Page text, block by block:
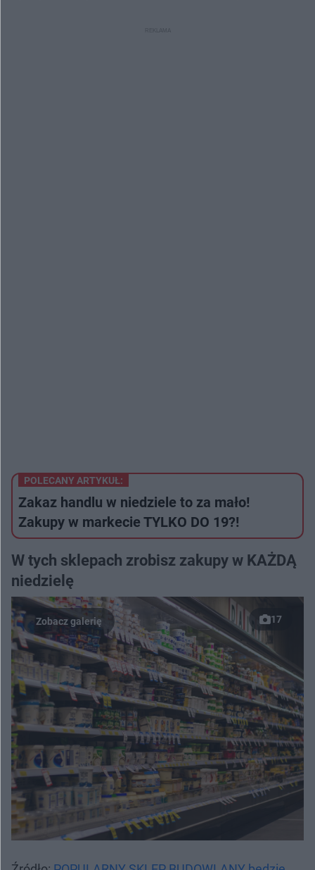
POLECANY ARTYKUŁ:
Zakaz handlu w niedziele to za mało!
Zakupy w markecie TYLKO DO 19?!
W tych sklepach zrobisz zakupy w KAŻDĄ
niedzielę
17